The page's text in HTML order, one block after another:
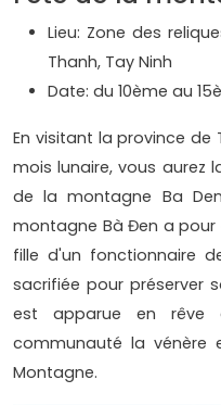
Lieu: Zone des
Thanh, Tay Ninh
Date: du 10ème au
En visitant la province de
mois lunaire, vous aurez
de la montagne Ba
montagne Bà Đen a pour
fille d'un fonctionnaire
sacrifiée pour préserver
est apparue en
communauté la vénère
Montagne.